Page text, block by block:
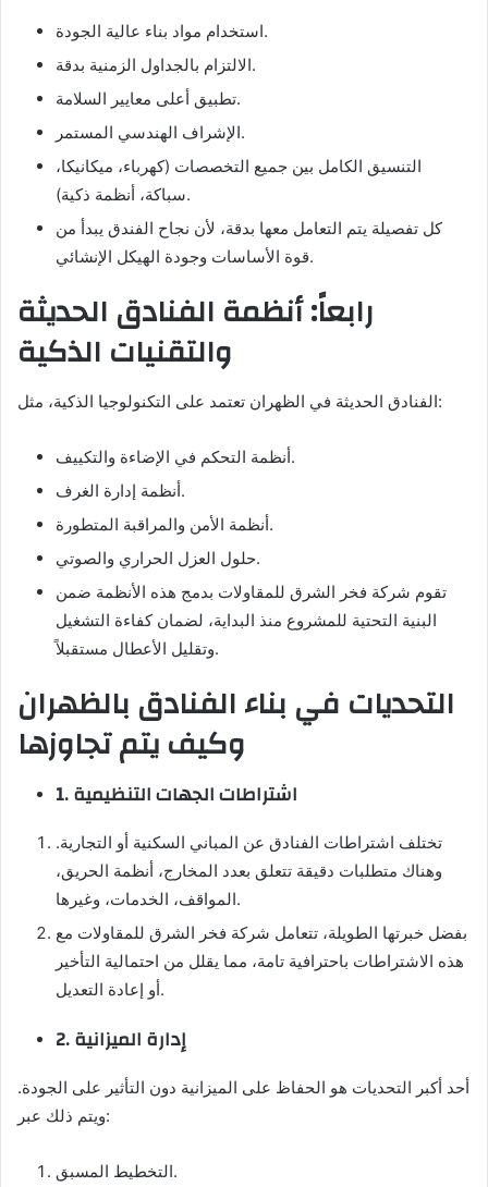
استخدام مواد بناء عالية الجودة.
الالتزام بالجداول الزمنية بدقة.
تطبيق أعلى معايير السلامة.
الإشراف الهندسي المستمر.
التنسيق الكامل بين جميع التخصصات (كهرباء، ميكانيكا،
سباكة، أنظمة ذكية).
كل تفصيلة يتم التعامل معها بدقة، لأن نجاح الفندق يبدأ من
قوة الأساسات وجودة الهيكل الإنشائي.
رابعاً: أنظمة الفنادق الحديثة
والتقنيات الذكية
الفنادق الحديثة في الظهران تعتمد على التكنولوجيا الذكية، مثل:
أنظمة التحكم في الإضاءة والتكييف.
أنظمة إدارة الغرف.
أنظمة الأمن والمراقبة المتطورة.
حلول العزل الحراري والصوتي.
تقوم شركة فخر الشرق للمقاولات بدمج هذه الأنظمة ضمن
البنية التحتية للمشروع منذ البداية، لضمان كفاءة التشغيل
وتقليل الأعطال مستقبلاً.
التحديات في بناء الفنادق بالظهران
وكيف يتم تجاوزها
1. اشتراطات الجهات التنظيمية
تختلف اشتراطات الفنادق عن المباني السكنية أو التجارية.
وهناك متطلبات دقيقة تتعلق بعدد المخارج، أنظمة الحريق،
المواقف، الخدمات، وغيرها.
بفضل خبرتها الطويلة، تتعامل شركة فخر الشرق للمقاولات مع
هذه الاشتراطات باحترافية تامة، مما يقلل من احتمالية التأخير
أو إعادة التعديل.
2. إدارة الميزانية
أحد أكبر التحديات هو الحفاظ على الميزانية دون التأثير على الجودة.
ويتم ذلك عبر:
التخطيط المسبق.